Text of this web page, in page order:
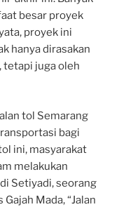
besar proyek
proyek ini
hanya dirasakan
tetapi juga oleh
tol Semarang
bagi
ini, masyarakat
melakukan
Setiyadi, seorang
Mada, “Jalan